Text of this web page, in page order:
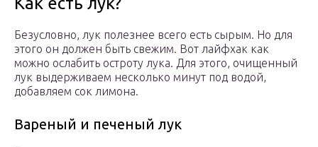
Безусловно, лук полезнее всего есть сырым. Но для
этого он должен быть свежим. Вот лайфхак как
можно ослабить остроту лука. Для этого, очищенный
лук выдерживаем несколько минут под водой,
добавляем сок лимона.
Вареный и печеный лук